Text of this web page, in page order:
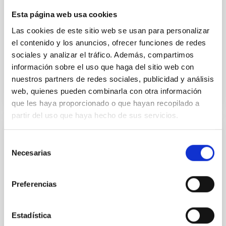
Esta página web usa cookies
Las cookies de este sitio web se usan para personalizar
el contenido y los anuncios, ofrecer funciones de redes
sociales y analizar el tráfico. Además, compartimos
información sobre el uso que haga del sitio web con
nuestros partners de redes sociales, publicidad y análisis
web, quienes pueden combinarla con otra información
que les haya proporcionado o que hayan recopilado a
partir del uso que haya hecho de sus servicios.
Necesarias
Preferencias
Estadística
Fecha de publicación:
7 2026
2026MNRAS.549F1958C
NÚMERO DE CITAS
Photonic integrated circuits for astronomy:
photonics-based wavefront sensor (IP-
Context. Solar wavefront sensing has been a